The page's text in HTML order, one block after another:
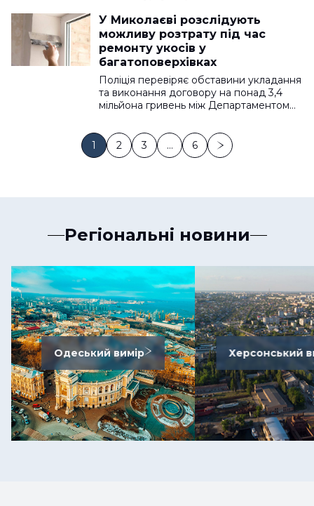
У Миколаєві розслідують
можливу розтрату під час
ремонту укосів у
багатоповерхівках
Поліція перевіряє обставини укладання
та виконання договору на понад 3,4
мільйона гривень між Департаментом…
1 2 3 … 6
Регіональні новини
Одеський вимір Херсонський